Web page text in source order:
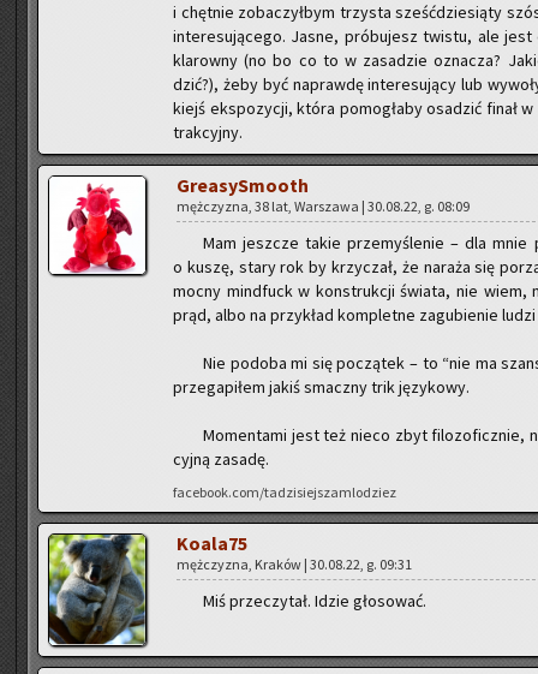
i chęt­nie zo­ba­czył­bym trzy­sta sześć­dzie­sią­ty
in­te­re­su­ją­ce­go. Jasne, pró­bu­jesz twi­stu, ale
kla­row­ny (no bo co to w za­sa­dzie ozna­cza?
dzić?), żeby być na­praw­dę in­te­re­su­ją­cy lub
kiejś eks­po­zy­cji, która po­mo­gła­by osa­dzić finał
trak­cyj­ny.
Gre­asy­Smo­oth
męż­czy­zna, 38 lat, War­sza­wa | 30.08.22, g. 08:09
Mam jesz­cze takie prze­my­śle­nie – dla
o kuszę, stary rok by krzy­czał, że na­ra­ża się
mocny mind­fuck w kon­struk­cji świa­ta, nie wiem,
prąd, albo na przy­kład kom­plet­ne za­gu­bie­nie
Nie po­do­ba mi się po­czą­tek – to “nie ma
prze­ga­pi­łem jakiś smacz­ny trik ję­zy­ko­wy.
Mo­men­ta­mi jest też nieco zbyt fi­lo­zo­ficz­nie,
cyj­ną za­sa­dę.
facebook.com/tadzisiejszamlodziez
Ko­ala­75
męż­czy­zna, Kra­ków | 30.08.22, g. 09:31
Miś prze­czy­tał. Idzie gło­so­wać.